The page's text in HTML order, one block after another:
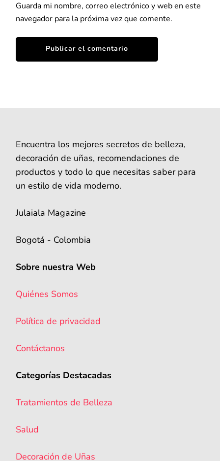
Guarda mi nombre, correo electrónico y web en este
navegador para la próxima vez que comente.
Encuentra los mejores secretos de belleza,
decoración de uñas, recomendaciones de
productos y todo lo que necesitas saber para
un estilo de vida moderno.
Julaiala Magazine
Bogotá - Colombia
Sobre nuestra Web
Quiénes Somos
Política de privacidad
Contáctanos
Categorías Destacadas
Tratamientos de Belleza
Salud
Decoración de Uñas